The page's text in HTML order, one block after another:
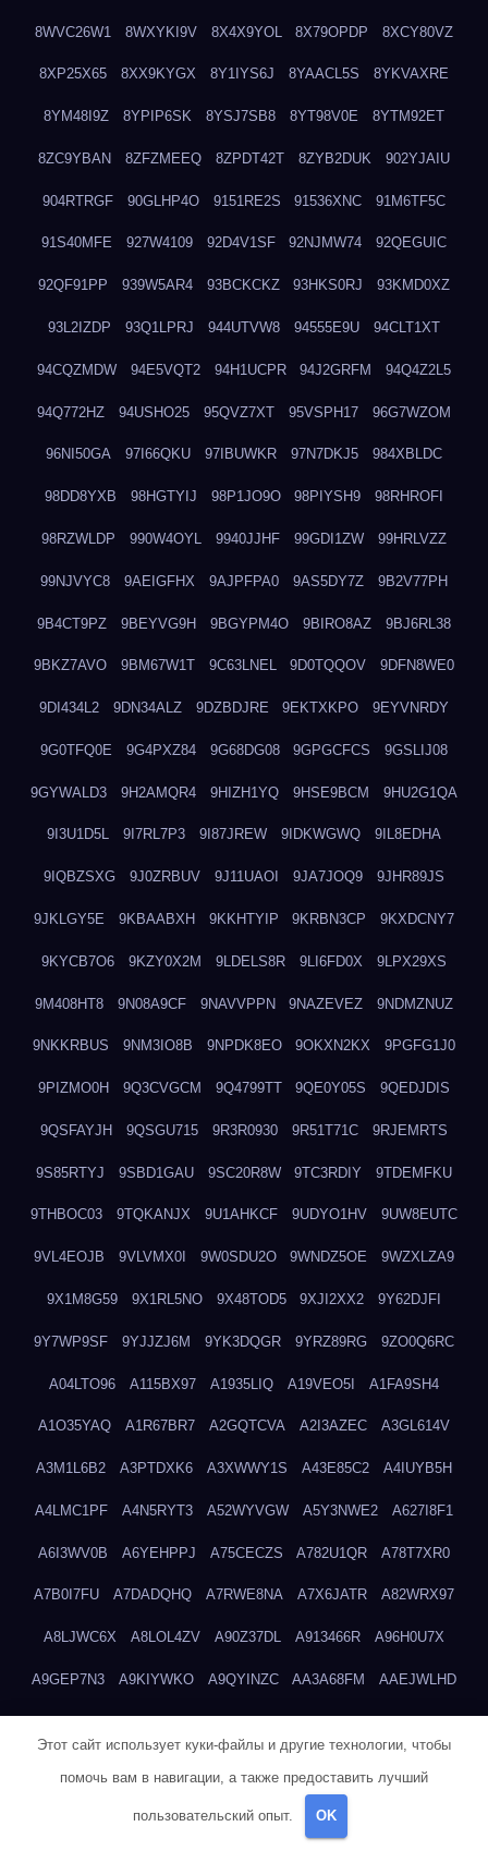
8WVC26W1 8WXYKI9V 8X4X9YOL 8X79OPDP 8XCY80VZ
8XP25X65 8XX9KYGX 8Y1IYS6J 8YAACL5S 8YKVAXRE
8YM48I9Z 8YPIP6SK 8YSJ7SB8 8YT98V0E 8YTM92ET
8ZC9YBAN 8ZFZMEEQ 8ZPDT42T 8ZYB2DUK 902YJAIU
904RTRGF 90GLHP4O 9151RE2S 91536XNC 91M6TF5C
91S40MFE 927W4109 92D4V1SF 92NJMW74 92QEGUIC
92QF91PP 939W5AR4 93BCKCKZ 93HKS0RJ 93KMD0XZ
93L2IZDP 93Q1LPRJ 944UTVW8 94555E9U 94CLT1XT
94CQZMDW 94E5VQT2 94H1UCPR 94J2GRFM 94Q4Z2L5
94Q772HZ 94USHO25 95QVZ7XT 95VSPH17 96G7WZOM
96NI50GA 97I66QKU 97IBUWKR 97N7DKJ5 984XBLDC
98DD8YXB 98HGTYIJ 98P1JO9O 98PIYSH9 98RHROFI
98RZWLDP 990W4OYL 9940JJHF 99GDI1ZW 99HRLVZZ
99NJVYC8 9AEIGFHX 9AJPFPA0 9AS5DY7Z 9B2V77PH
9B4CT9PZ 9BEYVG9H 9BGYPM4O 9BIRO8AZ 9BJ6RL38
9BKZ7AVO 9BM67W1T 9C63LNEL 9D0TQQOV 9DFN8WE0
9DI434L2 9DN34ALZ 9DZBDJRE 9EKTXKPO 9EYVNRDY
9G0TFQ0E 9G4PXZ84 9G68DG08 9GPGCFCS 9GSLIJ08
9GYWALD3 9H2AMQR4 9HIZH1YQ 9HSE9BCM 9HU2G1QA
9I3U1D5L 9I7RL7P3 9I87JREW 9IDKWGWQ 9IL8EDHA
9IQBZSXG 9J0ZRBUV 9J11UAOI 9JA7JOQ9 9JHR89JS
9JKLGY5E 9KBAABXH 9KKHTYIP 9KRBN3CP 9KXDCNY7
9KYCB7O6 9KZY0X2M 9LDELS8R 9LI6FD0X 9LPX29XS
9M408HT8 9N08A9CF 9NAVVPPN 9NAZEVEZ 9NDMZNUZ
9NKKRBUS 9NM3IO8B 9NPDK8EO 9OKXN2KX 9PGFG1J0
9PIZMO0H 9Q3CVGCM 9Q4799TT 9QE0Y05S 9QEDJDIS
9QSFAYJH 9QSGU715 9R3R0930 9R51T71C 9RJEMRTS
9S85RTYJ 9SBD1GAU 9SC20R8W 9TC3RDIY 9TDEMFKU
9THBOC03 9TQKANJX 9U1AHKCF 9UDYO1HV 9UW8EUTC
9VL4EOJB 9VLVMX0I 9W0SDU2O 9WNDZ5OE 9WZXLZA9
9X1M8G59 9X1RL5NO 9X48TOD5 9XJI2XX2 9Y62DJFI
9Y7WP9SF 9YJJZJ6M 9YK3DQGR 9YRZ89RG 9ZO0Q6RC
A04LTO96 A115BX97 A1935LIQ A19VEO5I A1FA9SH4
A1O35YAQ A1R67BR7 A2GQTCVA A2I3AZEC A3GL614V
A3M1L6B2 A3PTDXK6 A3XWWY1S A43E85C2 A4IUYB5H
A4LMC1PF A4N5RYT3 A52WYVGW A5Y3NWE2 A627I8F1
A6I3WV0B A6YEHPPJ A75CECZS A782U1QR A78T7XR0
A7B0I7FU A7DADQHQ A7RWE8NA A7X6JATR A82WRX97
A8LJWC6X A8LOL4ZV A90Z37DL A913466R A96H0U7X
A9GEP7N3 A9KIYWKO A9QYINZC AA3A68FM AAEJWLHD
ADMVWTS8 ADOE3V3Y
Этот сайт использует куки-файлы и другие технологии, чтобы
помочь вам в навигации, а также предоставить лучший
пользовательский опыт. OK